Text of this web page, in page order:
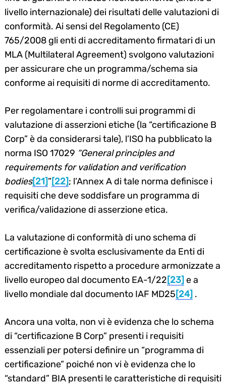
livello internazionale) dei risultati delle valutazioni di
conformità. Ai sensi del Regolamento (CE)
765/2008 gli enti di accreditamento firmatari di un
MLA (Multilateral Agreement) svolgono valutazioni
per assicurare che un programma/schema sia
conforme ai requisiti di norme di accreditamento.
Per regolamentare i controlli sui programmi di
valutazione di asserzioni etiche (la “certificazione B
Corp” è da considerarsi tale), l’ISO ha pubblicato la
norma ISO 17029 “General principles and
requirements for validation and verification
bodies[21]”[22]; l’Annex A di tale norma definisce i
requisiti che deve soddisfare un programma di
verifica/validazione di asserzione etica.
La valutazione di conformità di uno schema di
certificazione è svolta esclusivamente da Enti di
accreditamento rispetto a procedure armonizzate a
livello europeo dal documento EA-1/22[23]e a
livello mondiale dal documento IAF MD25[24] .
Ancora una volta, non vi è evidenza che lo schema
di “certificazione B Corp” presenti i requisiti
essenziali per potersi definire un “programma di
certificazione” poiché non vi è evidenza che lo
“standard” BIA presenti le caratteristiche di requisiti